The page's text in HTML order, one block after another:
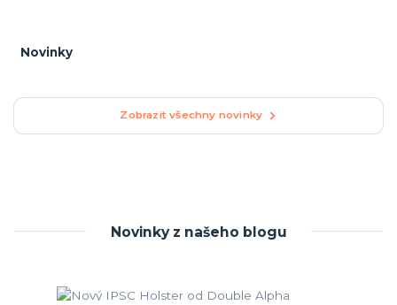
Novinky
Zobrazit všechny novinky
Novinky z našeho blogu